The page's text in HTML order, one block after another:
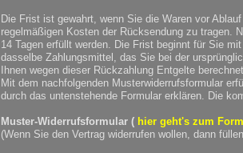
Die Frist ist gewahrt, wenn Sie die Waren vor
regelmäßigen Kosten der Rücksendung zu tragen.
14 Tagen erfüllt werden. Die Frist beginnt für Sie
dasselbe Zahlungsmittel, das Sie bei der
Ihnen wegen dieser Rückzahlung Entgelte
Mit dem nachfolgenden Musterwiderrufsformular
durch das untenstehende Formular erklären. Die
Muster-Widerrufsformular ( hier geht's zum
(Wenn Sie den Vertrag widerrufen wollen, dann